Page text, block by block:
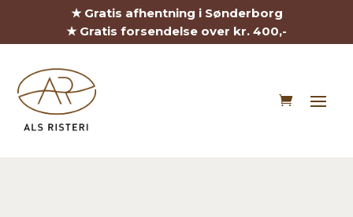
★ Gratis afhentning i Sønderborg
★ Gratis forsendelse over kr. 400,-